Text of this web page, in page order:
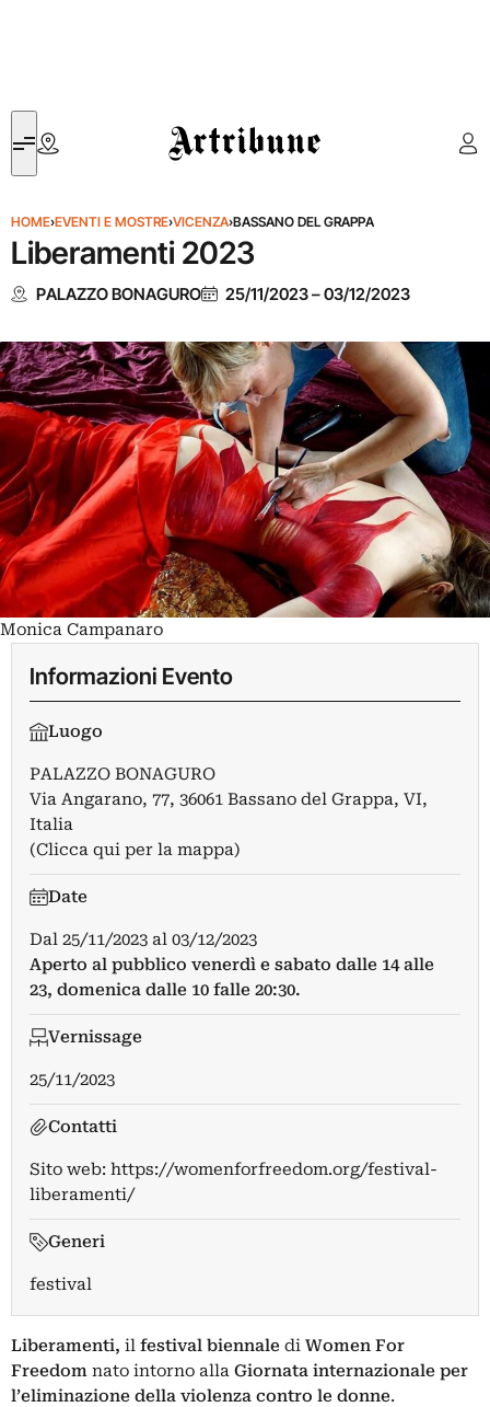
Artribune
HOME›EVENTI E MOSTRE›VICENZA›BASSANO DEL GRAPPA
Liberamenti 2023
PALAZZO BONAGURO 25/11/2023–03/12/2023
Monica Campanaro
Informazioni Evento
Luogo
PALAZZO BONAGURO
Via Angarano, 77, 36061 Bassano del Grappa, VI,
Italia
(Clicca qui per la mappa)
Date
Dal 25/11/2023 al 03/12/2023
Aperto al pubblico venerdì e sabato dalle 14 alle
23, domenica dalle 10 falle 20:30.
Vernissage
25/11/2023
Contatti
Sito web: https://womenforfreedom.org/festival-
liberamenti/
Generi
festival
Liberamenti, il festival biennale di Women For
Freedom nato intorno alla Giornata internazionale per
l’eliminazione della violenza contro le donne.